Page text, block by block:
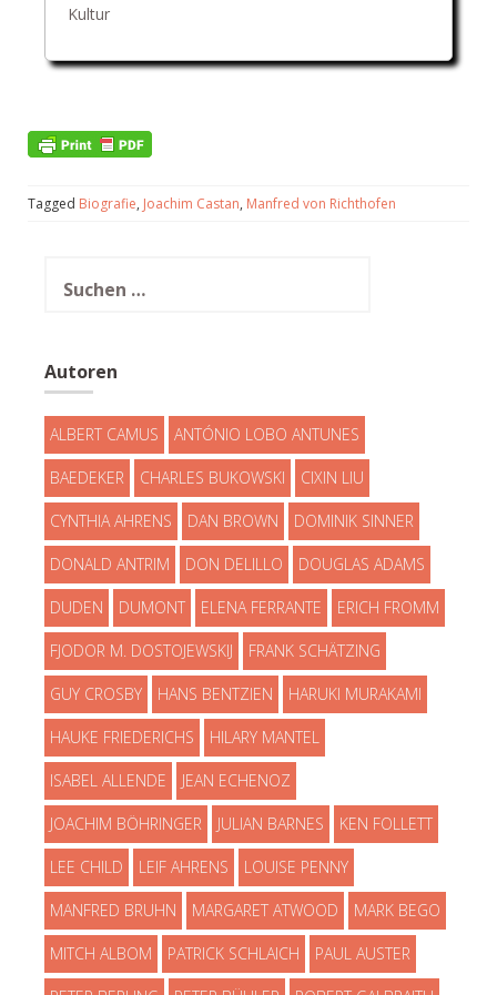
Kultur
Tagged Biografie, Joachim Castan, Manfred von Richthofen
nach:
Autoren
ALBERT CAMUS ANTÓNIO LOBO ANTUNES
BAEDEKER CHARLES BUKOWSKI CIXIN LIU
CYNTHIA AHRENS DAN BROWN DOMINIK SINNER
DONALD ANTRIM DON DELILLO DOUGLAS ADAMS
DUDEN DUMONT ELENA FERRANTE ERICH FROMM
FJODOR M. DOSTOJEWSKIJ FRANK SCHÄTZING
GUY CROSBY HANS BENTZIEN HARUKI MURAKAMI
HAUKE FRIEDERICHS HILARY MANTEL
ISABEL ALLENDE JEAN ECHENOZ
JOACHIM BÖHRINGER JULIAN BARNES KEN FOLLETT
LEE CHILD LEIF AHRENS LOUISE PENNY
MANFRED BRUHN MARGARET ATWOOD MARK BEGO
MITCH ALBOM PATRICK SCHLAICH PAUL AUSTER